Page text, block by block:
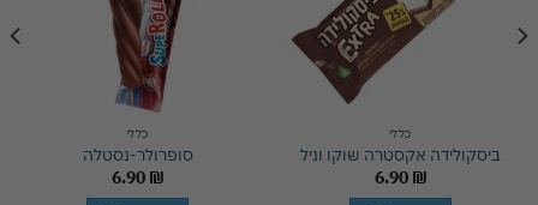
כללי
ביסקולידה אקסטרה שוקו וניל
6.90 ₪
כללי
סופרולר-נסטלה
6.90 ₪